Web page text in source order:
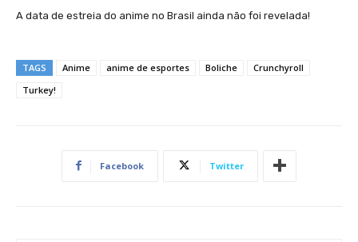
A data de estreia do anime no Brasil ainda não foi revelada!
TAGS Anime anime de esportes Boliche
Crunchyroll
Turkey!
Facebook Twitter